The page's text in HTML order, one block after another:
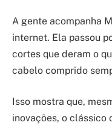
A gente acompanha
internet. Ela passou
cortes que deram o
cabelo comprido
Isso mostra que,
inovações, o clássico